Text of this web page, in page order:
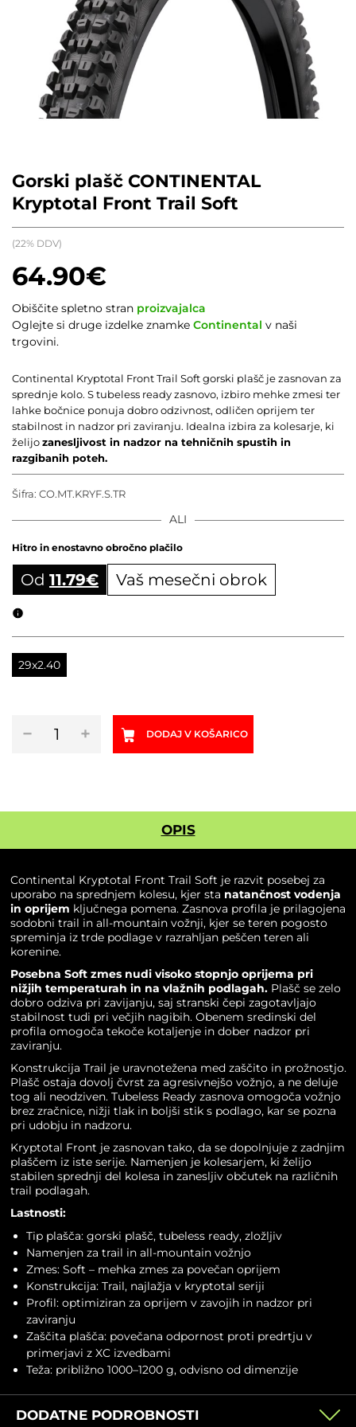
Gorski plašč CONTINENTAL
Kryptotal Front Trail Soft
64.90€
(22% DDV)
Continental Kryptotal Front Trail Soft gorski plašč je zasnovan za
sprednje kolo. S tubeless ready zasnovo, izbiro mehke zmesi ter
lahke bočnice ponuja dobro odzivnost, odličen oprijem ter
stabilnost in nadzor pri zaviranju. Idealna izbira za kolesarje, ki
želijozanesljivost in nadzor na tehničnih spustih in
razgibanih poteh.
ALI
Hitro in enostavno obročno plačilo
Od 11.79€ Vaš mesečni obrok
29x2.40
−
plašč
+ DODAJ V KOŠARICO
Obiščite spletno stran proizvajalca
Oglejte si druge izdelke znamke Continental v naši
trgovini.
Šifra: CO.MT.KRYF.S.TR
OPIS
Continental Kryptotal Front Trail Soft je razvit posebej za
uporabo na sprednjem kolesu, kjer sta natančnost vodenja
in oprijem ključnega pomena. Zasnova profila je prilagojena
sodobni trail in all-mountain vožnji, kjer se teren pogosto
spreminja iz trde podlage v razrahljan peščen teren ali
korenine.
Posebna Soft zmes nudi visoko stopnjo oprijema pri
nižjih temperaturah in na vlažnih podlagah.Plašč se zelo
dobro odziva pri zavijanju, saj stranski čepi zagotavljajo
stabilnost tudi pri večjih nagibih. Obenem sredinski del
profila omogoča tekoče kotaljenje in dober nadzor pri
zaviranju.
Konstrukcija Trail je uravnotežena med zaščito in prožnostjo.
Plašč ostaja dovolj čvrst za agresivnejšo vožnjo, a ne deluje
tog ali neodziven. Tubeless Ready zasnova omogoča vožnjo
brez zračnice, nižji tlak in boljši stik s podlago, kar se pozna
pri udobju in nadzoru.
Kryptotal Front je zasnovan tako, da se dopolnjuje z zadnjim
plaščem iz iste serije. Namenjen je kolesarjem, ki želijo
stabilen sprednji del kolesa in zanesljiv občutek na različnih
trail podlagah.
Lastnosti:
Tip plašča: gorski plašč, tubeless ready, zložljiv
Namenjen za trail in all-mountain vožnjo
Zmes: Soft – mehka zmes za povečan oprijem
Konstrukcija: Trail, najlažja v kryptotal seriji
Profil: optimiziran za oprijem v zavojih in nadzor pri
zaviranju
Zaščita plašča: povečana odpornost proti predrtju v
primerjavi z XC izvedbami
Teža: približno 1000–1200 g, odvisno od dimenzije
DODATNE PODROBNOSTI